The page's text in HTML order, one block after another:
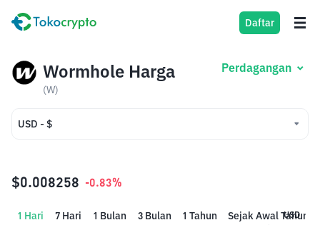
Daftar
Wormhole Harga
(W)
Perdagangan
USD - $
IDR - Rp
$0.008258 -0.83%
1 Hari 7 Hari 1 Bulan 3 Bulan 1 Tahun Sejak Awal Tahun
USD